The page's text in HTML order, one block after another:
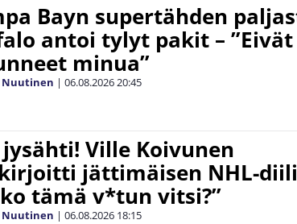
Bayn supertähden
antoi tylyt pakit – ”Eivät
minua”
Nuutinen | 06.08.202620:45
Ville Koivunen
jättimäisen NHL-
tämä v*tun vitsi?”
Nuutinen | 06.08.2026 18:15